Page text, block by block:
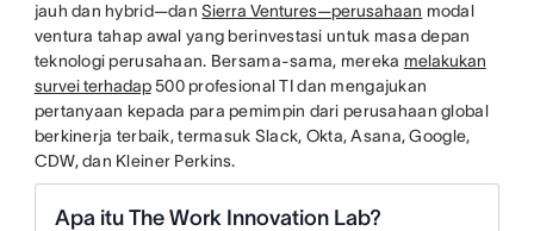
jauh dan hybrid—danSierra Ventures—perusahaan modal
ventura tahap awal yang berinvestasi untuk masa depan
teknologi perusahaan. Bersama-sama, mereka melakukan
survei terhadap500 profesional TI dan mengajukan
pertanyaan kepada para pemimpin dari perusahaan global
berkinerja terbaik, termasuk Slack, Okta, Asana, Google,
CDW, dan Kleiner Perkins.
Apa itu The Work Innovation Lab?